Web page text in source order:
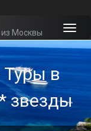
из Москвы
Туры в
звезды